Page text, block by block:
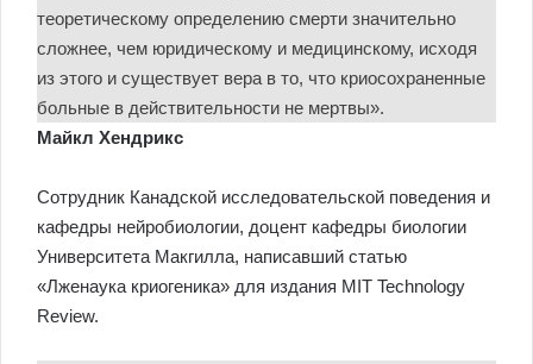
теоретическому определению смерти значительно
сложнее, чем юридическому и медицинскому, исходя
из этого и существует вера в то, что криосохраненные
больные в действительности не мертвы».
Майкл Хендрикс
Сотрудник Канадской исследовательской поведения и
кафедры нейробиологии, доцент кафедры биологии
Университета Макгилла, написавший статью
«Лженаука криогеника» для издания MIT Technology
Review.